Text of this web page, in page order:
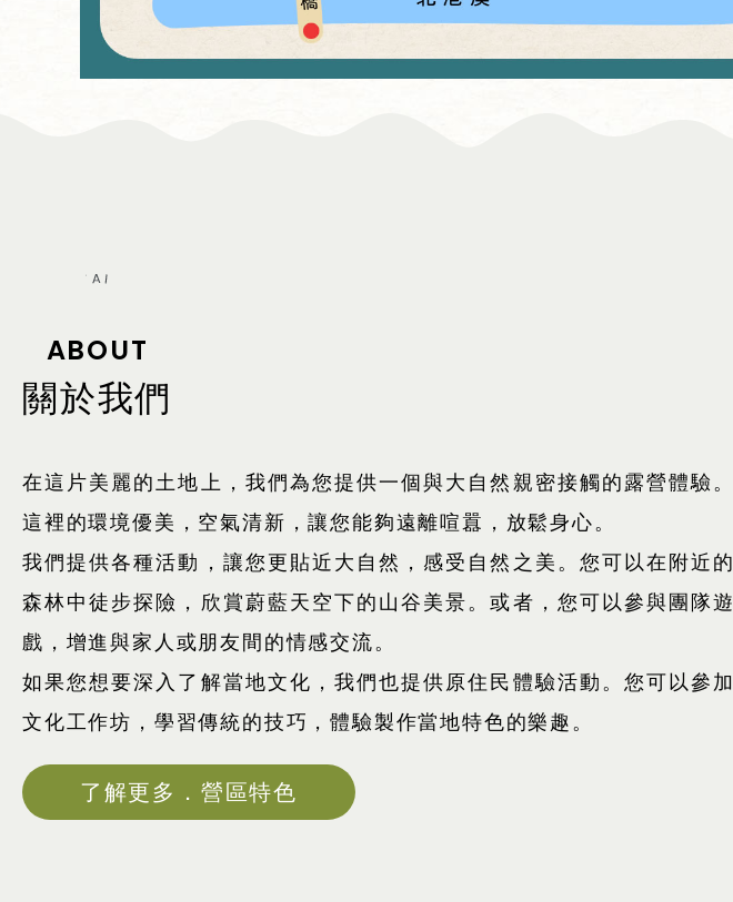
ABOUT
關於我們
在這片美麗的土地上，我們為您提供一個與大自然親密接觸的露營體驗。
這裡的環境優美，空氣清新，讓您能夠遠離喧囂，放鬆身心。
我們提供各種活動，讓您更貼近大自然，感受自然之美。您可以在附近的
森林中徒步探險，欣賞蔚藍天空下的山谷美景。或者，您可以參與團隊遊
戲，增進與家人或朋友間的情感交流。
如果您想要深入了解當地文化，我們也提供原住民體驗活動。您可以參加
文化工作坊，學習傳統的技巧，體驗製作當地特色的樂趣。
了解更多．營區特色